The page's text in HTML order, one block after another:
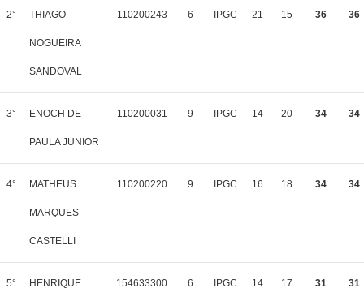
2° THIAGO
NOGUEIRA
SANDOVAL
110200243 6 IPGC 21 15 36 36
3° ENOCH DE
PAULA JUNIOR
110200031 9 IPGC 14 20 34 34
4° MATHEUS
MARQUES
CASTELLI
110200220 9 IPGC 16 18 34 34
5° HENRIQUE 154633300 6 IPGC 14 17 31 31